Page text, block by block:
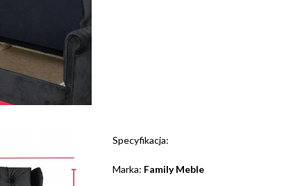
Specyfikacja:
Marka: Family Meble